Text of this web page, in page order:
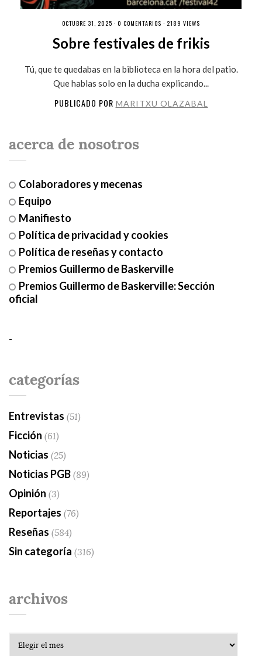
OCTUBRE 31, 2025 · 0 COMENTARIOS · 2189 VIEWS
Sobre festivales de frikis
Tú, que te quedabas en la biblioteca en la hora del patio.
Que hablas solo en la ducha explicando...
PUBLICADO POR MARITXU OLAZABAL
acerca de nosotros
Colaboradores y mecenas
Equipo
Manifiesto
Política de privacidad y cookies
Política de reseñas y contacto
Premios Guillermo de Baskerville
Premios Guillermo de Baskerville: Sección
oficial
-
categorías
Entrevistas (51)
Ficción (61)
Noticias (25)
Noticias PGB(89)
Opinión (3)
Reportajes (76)
Reseñas (584)
Sin categoría (316)
archivos